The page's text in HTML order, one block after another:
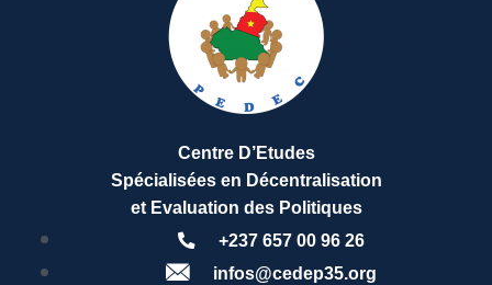
Centre D’Etudes
Spécialisées en Décentralisation
et Evaluation des Politiques
+237 657 00 96 26
infos@cedep35.org